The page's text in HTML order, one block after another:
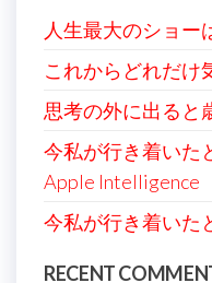
人生最大のショー
これからどれだけ
思考の外に出ると
今私が行き着いた
Apple Intelligence
今私が行き着いた
RECENT